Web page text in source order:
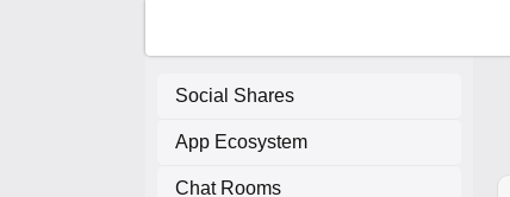
Social Shares
App Ecosystem
Chat Rooms